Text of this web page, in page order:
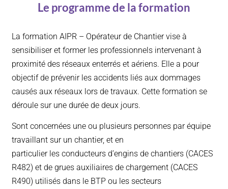
Le programme de la formation
La formation AIPR – Opérateur de Chantier vise à
sensibiliser et former les professionnels intervenant à
proximité des réseaux enterrés et aériens. Elle a pour
objectif de prévenir les accidents liés aux dommages
causés aux réseaux lors de travaux. Cette formation se
déroule sur une durée de deux jours.
Sont concernées une ou plusieurs personnes par équipe
travaillant sur un chantier, et en
particulier les conducteurs d’engins de chantiers (CACES
R482) et de grues auxiliaires de chargement (CACES
R490) utilisés dans le BTP ou les secteurs